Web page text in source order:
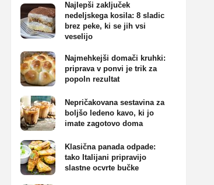
Najlepši zaključek
nedeljskega kosila: 8 sladic
brez peke, ki se jih vsi
veselijo
Najmehkejši domači kruhki:
priprava v ponvi je trik za
popoln rezultat
Nepričakovana sestavina za
boljšo ledeno kavo, ki jo
imate zagotovo doma
Klasična panada odpade:
tako Italijani pripravijo
slastne ocvrte bučke